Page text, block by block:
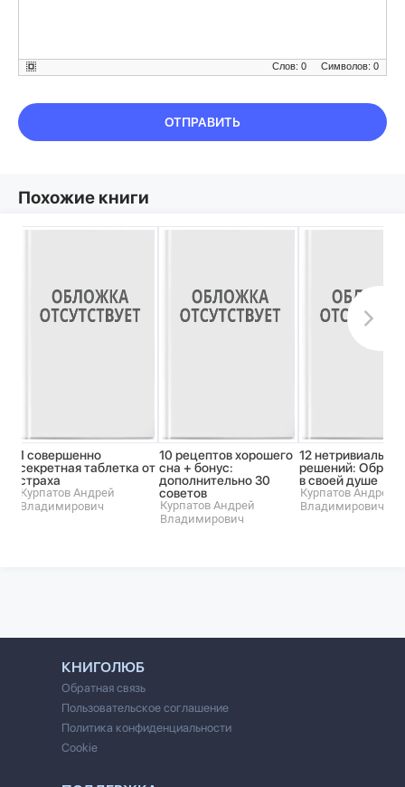
Символов: 0
Слов: 0
ОТПРАВИТЬ
Похожие книги
1 совершенно
секретная таблетка от
страха
Курпатов Андрей
Владимирович
10 рецептов хорошего
сна + бонус:
дополнительно 30
советов
Курпатов Андрей
Владимирович
12
решений:
в своей душе
Курпатов Андрей
Владимирович
КНИГОЛЮБ
Обратная связь
Пользовательское соглашение
Политика конфиденциальности
Cookie